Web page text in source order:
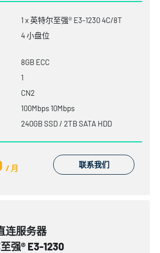
1 x 英特尔至强® E3-1230 4C/8T
4 小盘位
8GB ECC
1
CN2
100Mbps 10Mbps
240GB SSD / 2TB SATA HDD
/ 月 联系我们
连服务器
强® E3-1230